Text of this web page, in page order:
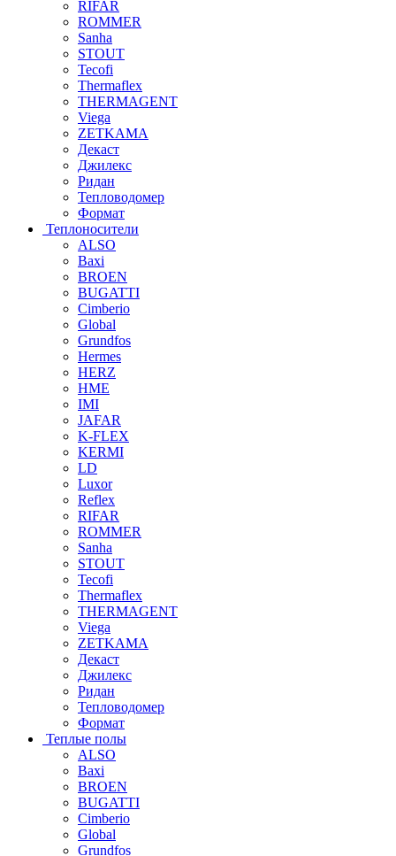
RIFAR
ROMMER
Sanha
STOUT
Tecofi
Thermaflex
THERMAGENT
Viega
ZETKAMA
Декаст
Джилекс
Ридан
Тепловодомер
Формат
Теплоносители
ALSO
Baxi
BROEN
BUGATTI
Cimberio
Global
Grundfos
Hermes
HERZ
HME
IMI
JAFAR
K-FLEX
KERMI
LD
Luxor
Reflex
RIFAR
ROMMER
Sanha
STOUT
Tecofi
Thermaflex
THERMAGENT
Viega
ZETKAMA
Декаст
Джилекс
Ридан
Тепловодомер
Формат
Теплые полы
ALSO
Baxi
BROEN
BUGATTI
Cimberio
Global
Grundfos